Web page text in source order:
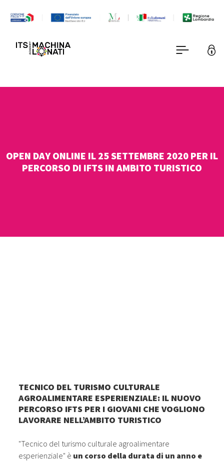
OPEN DAY ONLINE IL 25 SETTEMBRE 2020 PER IL
PERCORSO DI IFTS IN AMBITO TURISTICO
TECNICO DEL TURISMO CULTURALE
AGROALIMENTARE ESPERIENZIALE: IL NUOVO
PERCORSO IFTS PER I GIOVANI CHE VOGLIONO
LAVORARE NELL’AMBITO TURISTICO
"Tecnico del turismo culturale agroalimentare
esperienziale" è un corso della durata di un anno e